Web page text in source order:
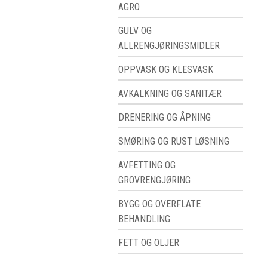
AGRO
GULV OG
ALLRENGJØRINGSMIDLER
OPPVASK OG KLESVASK
AVKALKNING OG SANITÆR
DRENERING OG ÅPNING
SMØRING OG RUST LØSNING
AVFETTING OG
GROVRENGJØRING
BYGG OG OVERFLATE
BEHANDLING
FETT OG OLJER